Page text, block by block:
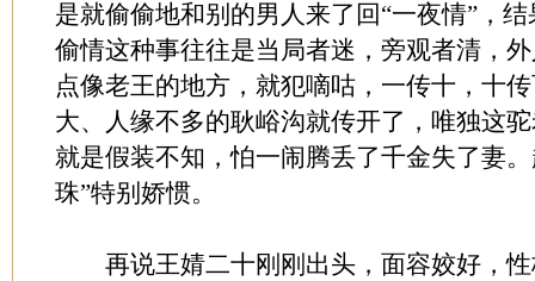
是就偷偷地和别的男人来了回“一夜情”，
偷情这种事往往是当局者迷，旁观者清，
点像老王的地方，就犯嘀咕，一传十，十
大、人缘不多的耿峪沟就传开了，唯独这
就是假装不知，怕一闹腾丢了千金失了妻
珠”特别娇惯。
再说王婧二十刚刚出头，面容姣好，性